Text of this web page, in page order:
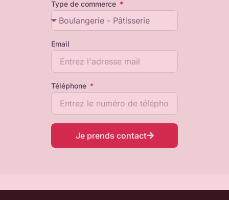
Type de commerce
Email
Téléphone
Je prends contact